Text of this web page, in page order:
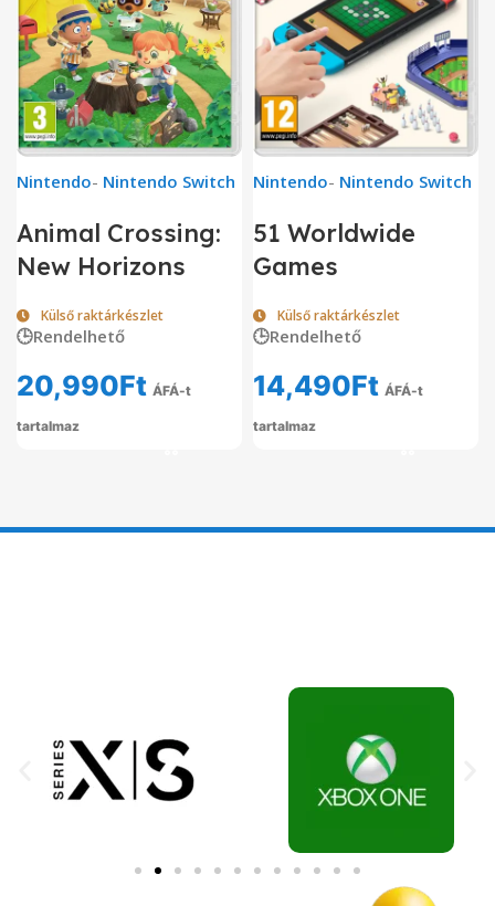
Nintendo- Nintendo Switch
Animal Crossing:
New Horizons
Külső raktárkészlet
🕒Rendelhető
20,990Ft ÁFÁ-t
tartalmaz
Nintendo- Nintendo Switch
51 Worldwide
Games
Külső raktárkészlet
🕒Rendelhető
14,490Ft ÁFÁ-t
tartalmaz